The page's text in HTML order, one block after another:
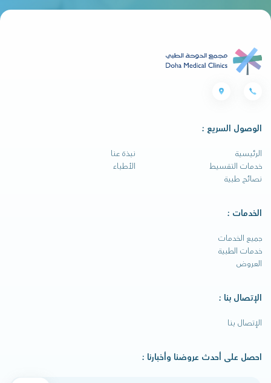
الوصول السريع :
الرئيسية
نبذة عنا
خدمات التقسيط
الأطباء
نصائح طبية
الخدمات :
جميع الخدمات
خدمات الطبية
العروض
الإتصال بنا :
الإتصال بنا
احصل على أحدث عروضنا وأخبارنا :